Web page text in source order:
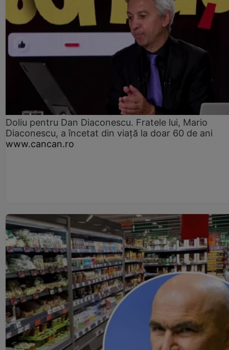
Doliu pentru Dan Diaconescu. Fratele lui, Mario
Diaconescu, a încetat din viață la doar 60 de ani
www.cancan.ro